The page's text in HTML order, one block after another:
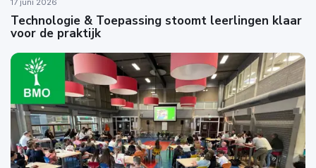
Technologie & Toepassing stoomt leerlingen klaar
voor de praktijk